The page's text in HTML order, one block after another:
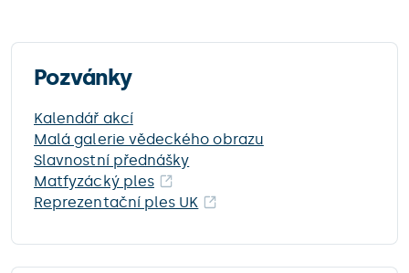
Pozvánky
Kalendář akcí
Malá galerie vědeckého obrazu
Slavnostní přednášky
Matfyzácký ples
Reprezentační ples UK